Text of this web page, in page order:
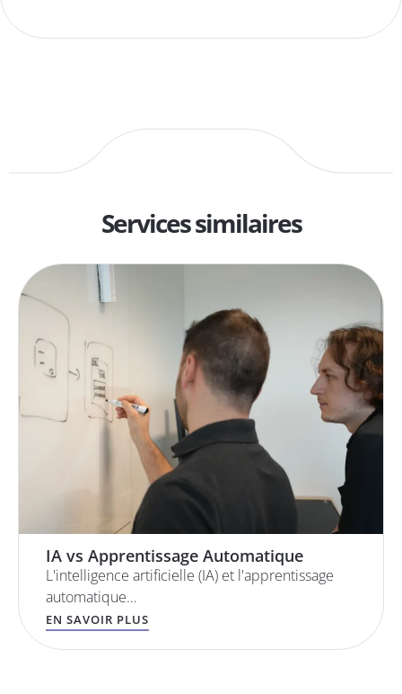
Services similaires
IA vs Apprentissage Automatique
L'intelligence artificielle (IA) et l'apprentissage
automatique…
EN SAVOIR PLUS